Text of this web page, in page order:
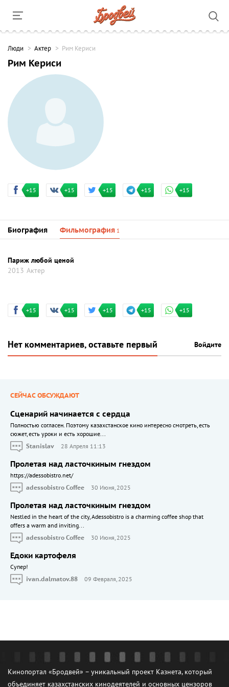
Люди Актер Рим Кериси
Рим Кериси
+15 +15 +15 +15 +15
Биография Фильмография 1
Париж любой ценой
2013 Актер
+15 +15 +15 +15 +15
Нет комментариев, оставьте первый Войдите
СЕЙЧАС ОБСУЖДАЮТ
Сценарий начинается с сердца
Полностью согласен. Поэтому казахстанское кино интересно смотреть, есть
сюжет, есть уроки и есть хорошие...
Stanislav
28 Апреля 11:13
Пролетая над ласточкиным гнездом
https://adessobistro.net/
adessobistro Coffee
30 Июня, 2025
Пролетая над ласточкиным гнездом
Nestled in the heart of the city, Adessobistro is a charming coffee shop that
offers a warm and inviting...
adessobistro Coffee
30 Июня, 2025
Едоки картофеля
Cупер!
ivan.dalmatov.88
09 Февраля, 2025
Кинопортал «Бродвей» – уникальный проект Казнета, который
объединяет казахстанских кинодеятелей и основных цензоров